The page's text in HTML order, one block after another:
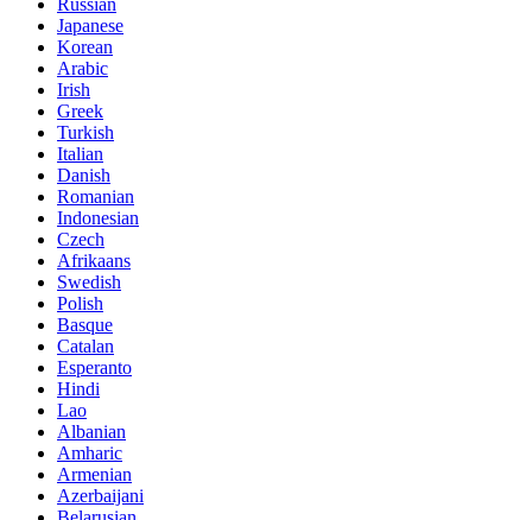
Japanese
Korean
Arabic
Irish
Greek
Turkish
Italian
Danish
Romanian
Indonesian
Czech
Afrikaans
Swedish
Polish
Basque
Catalan
Esperanto
Hindi
Lao
Albanian
Amharic
Armenian
Azerbaijani